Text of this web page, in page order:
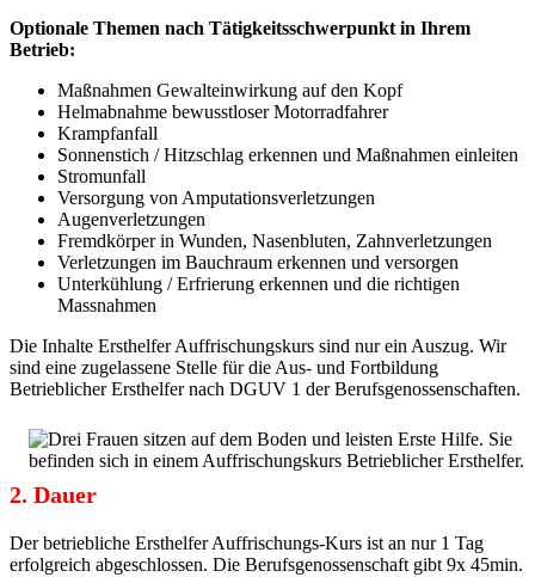
Optionale Themen nach Tätigkeitsschwerpunkt in Ihrem
Betrieb:
Maßnahmen Gewalteinwirkung auf den Kopf
Helmabnahme bewusstloser Motorradfahrer
Krampfanfall
Sonnenstich / Hitzschlag erkennen und Maßnahmen einleiten
Stromunfall
Versorgung von Amputationsverletzungen
Augenverletzungen
Fremdkörper in Wunden, Nasenbluten, Zahnverletzungen
Verletzungen im Bauchraum erkennen und versorgen
Unterkühlung / Erfrierung erkennen und die richtigen
Massnahmen
Die Inhalte Ersthelfer Auffrischungskurs sind nur ein Auszug. Wir
sind eine zugelassene Stelle für die Aus- und Fortbildung
Betrieblicher Ersthelfer nach DGUV 1 der Berufsgenossenschaften.
2. Dauer
Der betriebliche Ersthelfer Auffrischungs-Kurs ist an nur 1 Tag
erfolgreich abgeschlossen. Die Berufsgenossenschaft gibt 9x 45min.